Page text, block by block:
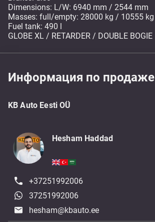
Dimensions: L/W: 6940 mm / 2544 mm
Masses: full/empty: 28000 kg / 10555 kg
Fuel tank: 490 l
GLOBE XL / RETARDER / DOUBLE BOGIE
Информация по продаже
KB Auto Eesti OÜ
Hesham Haddad
+37251992006
37251992006
hesham@kbauto.ee